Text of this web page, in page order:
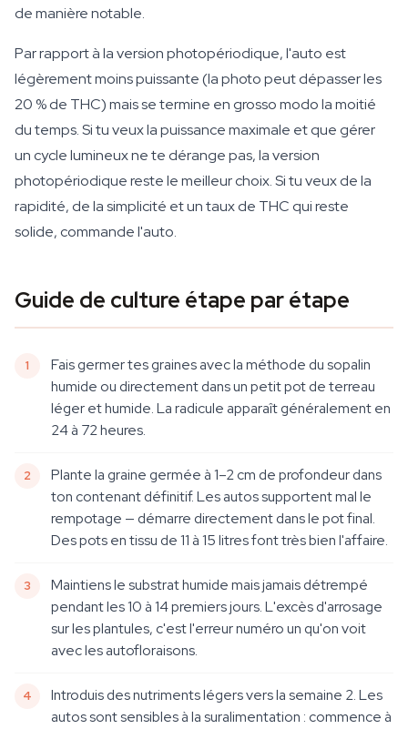
de manière notable.
Par rapport à la version photopériodique, l'auto est
légèrement moins puissante (la photo peut dépasser les
20 % de THC) mais se termine en grosso modo la moitié
du temps. Si tu veux la puissance maximale et que gérer
un cycle lumineux ne te dérange pas, la version
photopériodique reste le meilleur choix. Si tu veux de la
rapidité, de la simplicité et un taux de THC qui reste
solide, commande l'auto.
Guide de culture étape par étape
Fais germer tes graines avec la méthode du sopalin
humide ou directement dans un petit pot de terreau
léger et humide. La radicule apparaît généralement en
24 à 72 heures.
Plante la graine germée à 1–2 cm de profondeur dans
ton contenant définitif. Les autos supportent mal le
rempotage — démarre directement dans le pot final.
Des pots en tissu de 11 à 15 litres font très bien l'affaire.
Maintiens le substrat humide mais jamais détrempé
pendant les 10 à 14 premiers jours. L'excès d'arrosage
sur les plantules, c'est l'erreur numéro un qu'on voit
avec les autofloraisons.
Introduis des nutriments légers vers la semaine 2. Les
autos sont sensibles à la suralimentation : commence à